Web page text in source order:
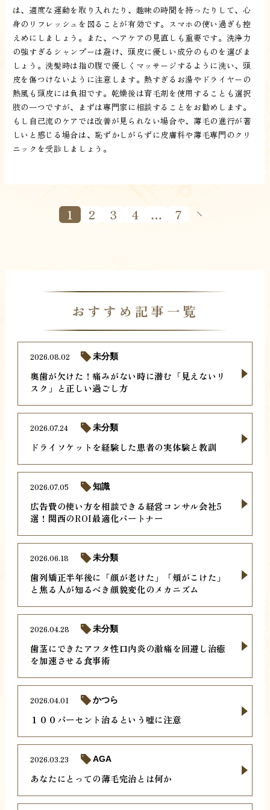
は、適度な運動を取り入れたり、趣味の時間を持ったりして、心
身のリフレッシュを図ることが有効です。スマホの使い過ぎも控
えめにしましょう。また、ヘアケアの見直しも重要です。洗浄力
の強すぎるシャンプーは避け、頭皮に優しい成分のものを選びま
しょう。洗髪時は指の腹で優しくマッサージするように洗い、頭
皮を傷つけないように注意します。熱すぎるお湯やドライヤーの
熱風も頭皮には負担です。乾燥後は育毛剤を使用することも選択
肢の一つですが、まずは専門家に相談することをお勧めします。
もし自己流のケアでは改善が見られない場合や、薄毛の進行が著
しいと感じる場合は、恥ずかしがらずに皮膚科や薄毛専門のクリ
ニックを受診しましょう。
1 2 3 4 … 7
おすすめ記事一覧
奥歯が欠けた！痛みがない時に潜む「見えないリ
スク」と正しい過ごし方
2026.08.02 未分類
ドライソケットを経験した患者の実体験と教訓
2026.07.24 未分類
広告費の使い方を相談できる経営コンサル会社5
選！関西のROI最適化パートナー
2026.07.05 知識
歯列矯正半年後に「顔が老けた」「頬がこけた」
と焦る人が知るべき顔貌変化のメカニズム
2026.06.18 未分類
歯茎にできたアフタ性口内炎の激痛を回避し治癒
を加速させる食事術
2026.04.28 未分類
１００パーセント治るという嘘に注意
2026.04.01 かつら
あなたにとっての薄毛完治とは何か
2026.03.23 AGA